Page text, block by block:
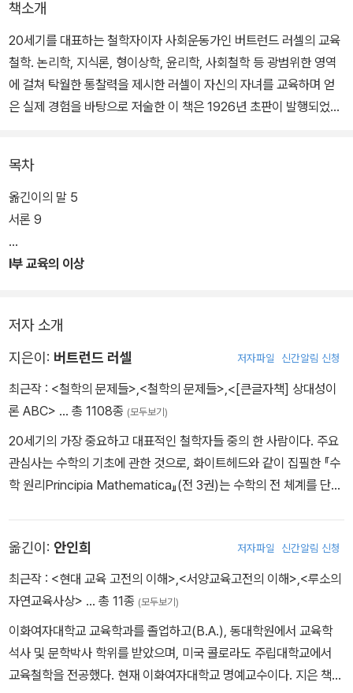
책소개
20세기를 대표하는 철학자이자 사회운동가인 버트런드 러셀의 교육
철학. 논리학, 지식론, 형이상학, 윤리학, 사회철학 등 광범위한 영역
에 걸쳐 탁월한 통찰력을 제시한 러셀이 자신의 자녀를 교육하며 얻
은 실제 경험을 바탕으로 저술한 이 책은 1926년 초판이 발행되었을
본문은 모두 3부로 구성되어 있다. 먼저 1부에서는 러셀이 지향하는
교육의 목적이 소개된다. 러셀은 어린이를 자유롭고 행복하게 하는
교육을 성격교육과 지식교육으로 구분한다. 이어지는 2부에서는 유
터 대학교육에 이르기까지 지식교육의 목적과 교과내용, 가능성을 논
의한다.
목차
옮긴이의 말 5
서론 9
I부 교육의 이상
저자 소개
지은이: 버트런드 러셀 저자파일 신간알림 신청
최근작 : <철학의 문제들>,<철학의 문제들>,<[큰글자책] 상대성이
론 ABC> … 총 1108종 (모두보기)
20세기의 가장 중요하고 대표적인 철학자들 중의 한 사람이다. 주요
관심사는 수학의 기초에 관한 것으로, 화이트헤드와 같이 집필한 『수
학 원리Principia Mathematica』(전 3권)는 수학의 전 체계를 단순
트헤드로부터 수학을 배웠고, 이후 철학을 공부하였다. 러셀은 어렸
을 때 양친을 여의고 청교도적이고 엄격한 신앙을 가진 할머니 아래
에서 유년기를 보냈는데, 자신이 수학과 철학에 관심을 가지게 된 것
겔 철학을 공부하였으나 이후 이에 관한 비판을 행하면서 논리적 분
석의 중요성을 강조하여 분석철학의 문을 열어놓았으며, 논리학사에
서 “거짓말쟁이 역설”을 발견한 것으로도 유명하다. 그는 케임브리지
옮긴이: 안인희 저자파일 신간알림 신청
최근작 : <현대 교육 고전의 이해>,<서양교육고전의 이해>,<루소의
자연교육사상> … 총 11종 (모두보기)
이화여자대학교 교육학과를 졸업하고(B.A.), 동대학원에서 교육학
석사 및 문학박사 학위를 받았으며, 미국 콜로라도 주립대학교에서
교육철학을 전공했다. 현재 이화여자대학교 명예교수이다. 지은 책으